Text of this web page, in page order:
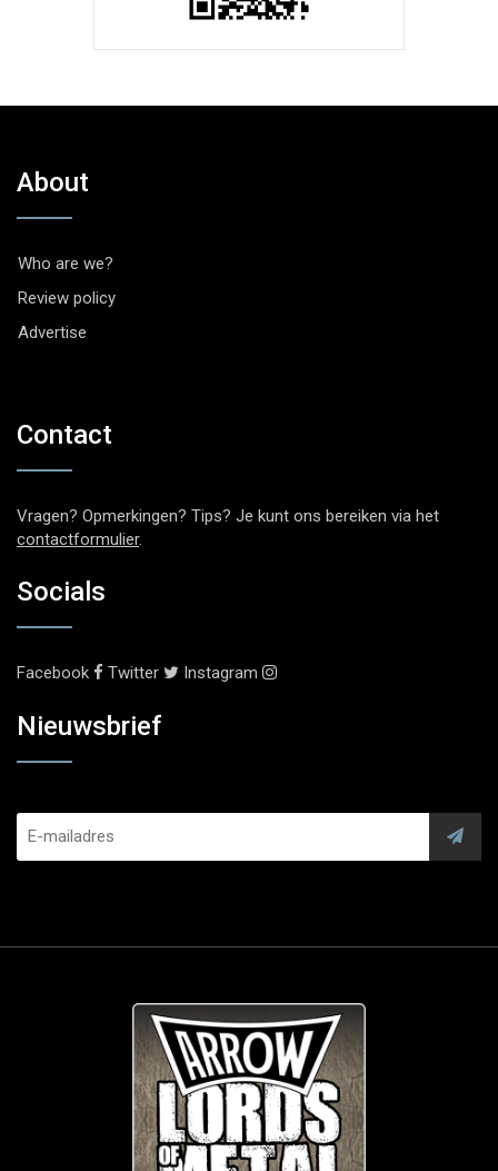
About
Who are we?
Review policy
Advertise
Contact
Vragen? Opmerkingen? Tips? Je kunt ons bereiken via het
contactformulier.
Socials
Facebook Twitter Instagram
Nieuwsbrief